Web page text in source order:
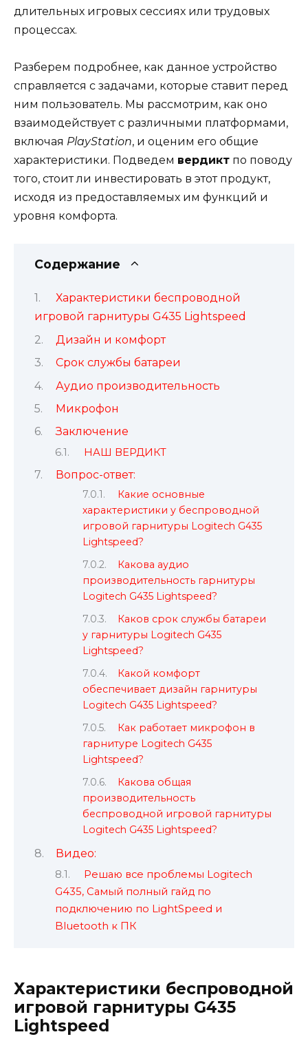
длительных игровых сессиях или трудовых
процессах.
Разберем подробнее, как данное устройство
справляется с задачами, которые ставит перед
ним пользователь. Мы рассмотрим, как оно
взаимодействует с различными платформами,
включая PlayStation, и оценим его общие
характеристики. Подведем вердикт по поводу
того, стоит ли инвестировать в этот продукт,
исходя из предоставляемых им функций и
уровня комфорта.
Содержание
Характеристики беспроводной
игровой гарнитуры G435 Lightspeed
Дизайн и комфорт
Срок службы батареи
Аудио производительность
Микрофон
Заключение
НАШ ВЕРДИКТ
Вопрос-ответ:
Какие основные
характеристики у беспроводной
игровой гарнитуры Logitech G435
Lightspeed?
Какова аудио
производительность гарнитуры
Logitech G435 Lightspeed?
Каков срок службы батареи
у гарнитуры Logitech G435
Lightspeed?
Какой комфорт
обеспечивает дизайн гарнитуры
Logitech G435 Lightspeed?
Как работает микрофон в
гарнитуре Logitech G435
Lightspeed?
Какова общая
производительность
беспроводной игровой гарнитуры
Logitech G435 Lightspeed?
Видео:
Решаю все проблемы Logitech
G435, Самый полный гайд по
подключению по LightSpeed и
Bluetooth к ПК
Характеристики беспроводной
игровой гарнитуры G435
Lightspeed